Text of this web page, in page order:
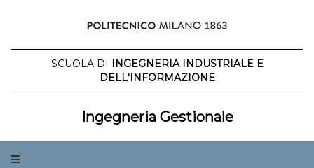
SCUOLA DI INGEGNERIA INDUSTRIALE E
DELL'INFORMAZIONE
Ingegneria Gestionale